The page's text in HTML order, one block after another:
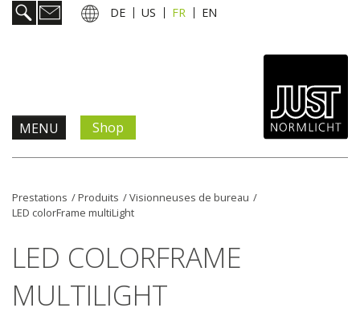
DE US FR EN
MENU
Informations & services
Actualités
L'entreprise
Shop
Prestations /Produits /Visionneuses de bureau /
LED colorFrame multiLight
LED COLORFRAME
MULTILIGHT